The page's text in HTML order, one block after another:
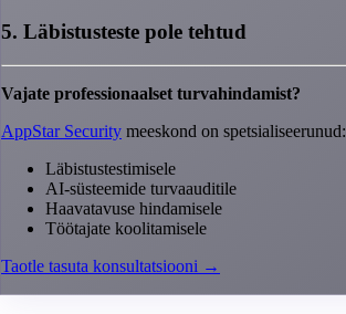
5. Läbistusteste pole tehtud
Vajate professionaalset turvahindamist?
AppStar Security meeskond on spetsialiseerunud:
Läbistustestimisele
AI-süsteemide turvaauditile
Haavatavuse hindamisele
Töötajate koolitamisele
Taotle tasuta konsultatsiooni →